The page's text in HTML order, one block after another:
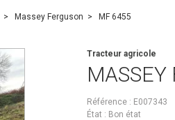
Massey Ferguson MF 6455
MASSEY
Tracteur agricole
Référence
E007343
État
Bon état